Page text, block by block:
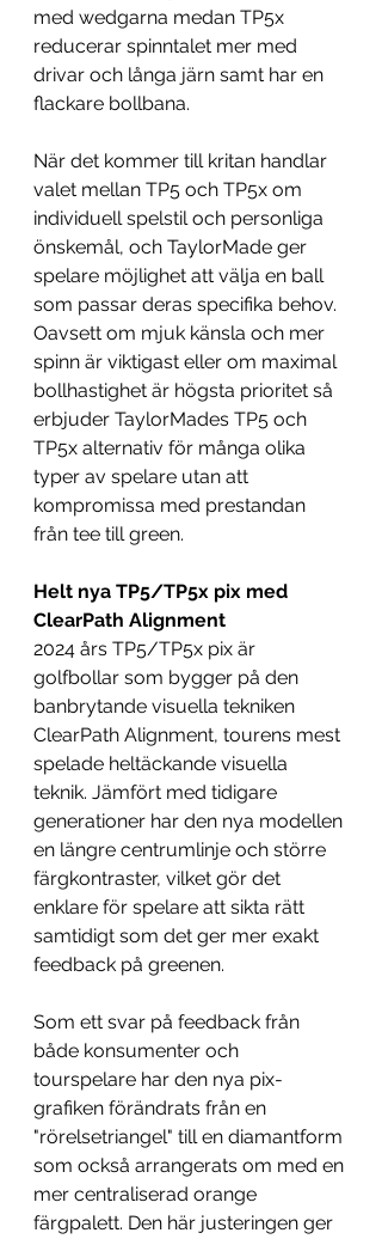
med wedgarna medan TP5x
reducerar spinntalet mer med
drivar och långa järn samt har en
flackare bollbana.
När det kommer till kritan handlar
valet mellan TP5 och TP5x om
individuell spelstil och personliga
önskemål, och TaylorMade ger
spelare möjlighet att välja en ball
som passar deras specifika behov.
Oavsett om mjuk känsla och mer
spinn är viktigast eller om maximal
bollhastighet är högsta prioritet så
erbjuder TaylorMades TP5 och
TP5x alternativ för många olika
typer av spelare utan att
kompromissa med prestandan
från tee till green.
Helt nya TP5/TP5x pix med
ClearPath Alignment
2024 års TP5/TP5x pix är
golfbollar som bygger på den
banbrytande visuella tekniken
ClearPath Alignment, tourens mest
spelade heltäckande visuella
teknik. Jämfört med tidigare
generationer har den nya modellen
en längre centrumlinje och större
färgkontraster, vilket gör det
enklare för spelare att sikta rätt
samtidigt som det ger mer exakt
feedback på greenen.
Som ett svar på feedback från
både konsumenter och
tourspelare har den nya pix-
grafiken förändrats från en
"rörelsetriangel" till en diamantform
som också arrangerats om med en
mer centraliserad orange
färgpalett. Den här justeringen ger